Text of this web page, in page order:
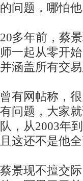
的问题，哪怕
20多年前，蔡
师一起从零开
并涵盖所有交
曾有网帖称，
有问题，大家
队，从2003年
且这还不是他全
蔡景现不擅交